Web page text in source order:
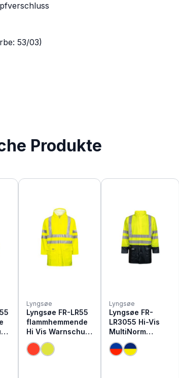
53/03)
Produkte
Lyngsøe
Lyngsøe FR-LR55
flammhemmende
Hi Vis Warnschutz
Regenjacke
Lyngsøe
Lyngsøe FR-
LR3055 Hi-Vis
MultiNorm
Warnschutz
Regenjacke